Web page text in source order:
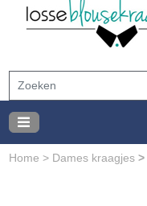
Home > Dames kraagjes >